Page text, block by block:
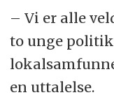
– Vi er alle
to unge
en uttalelse.